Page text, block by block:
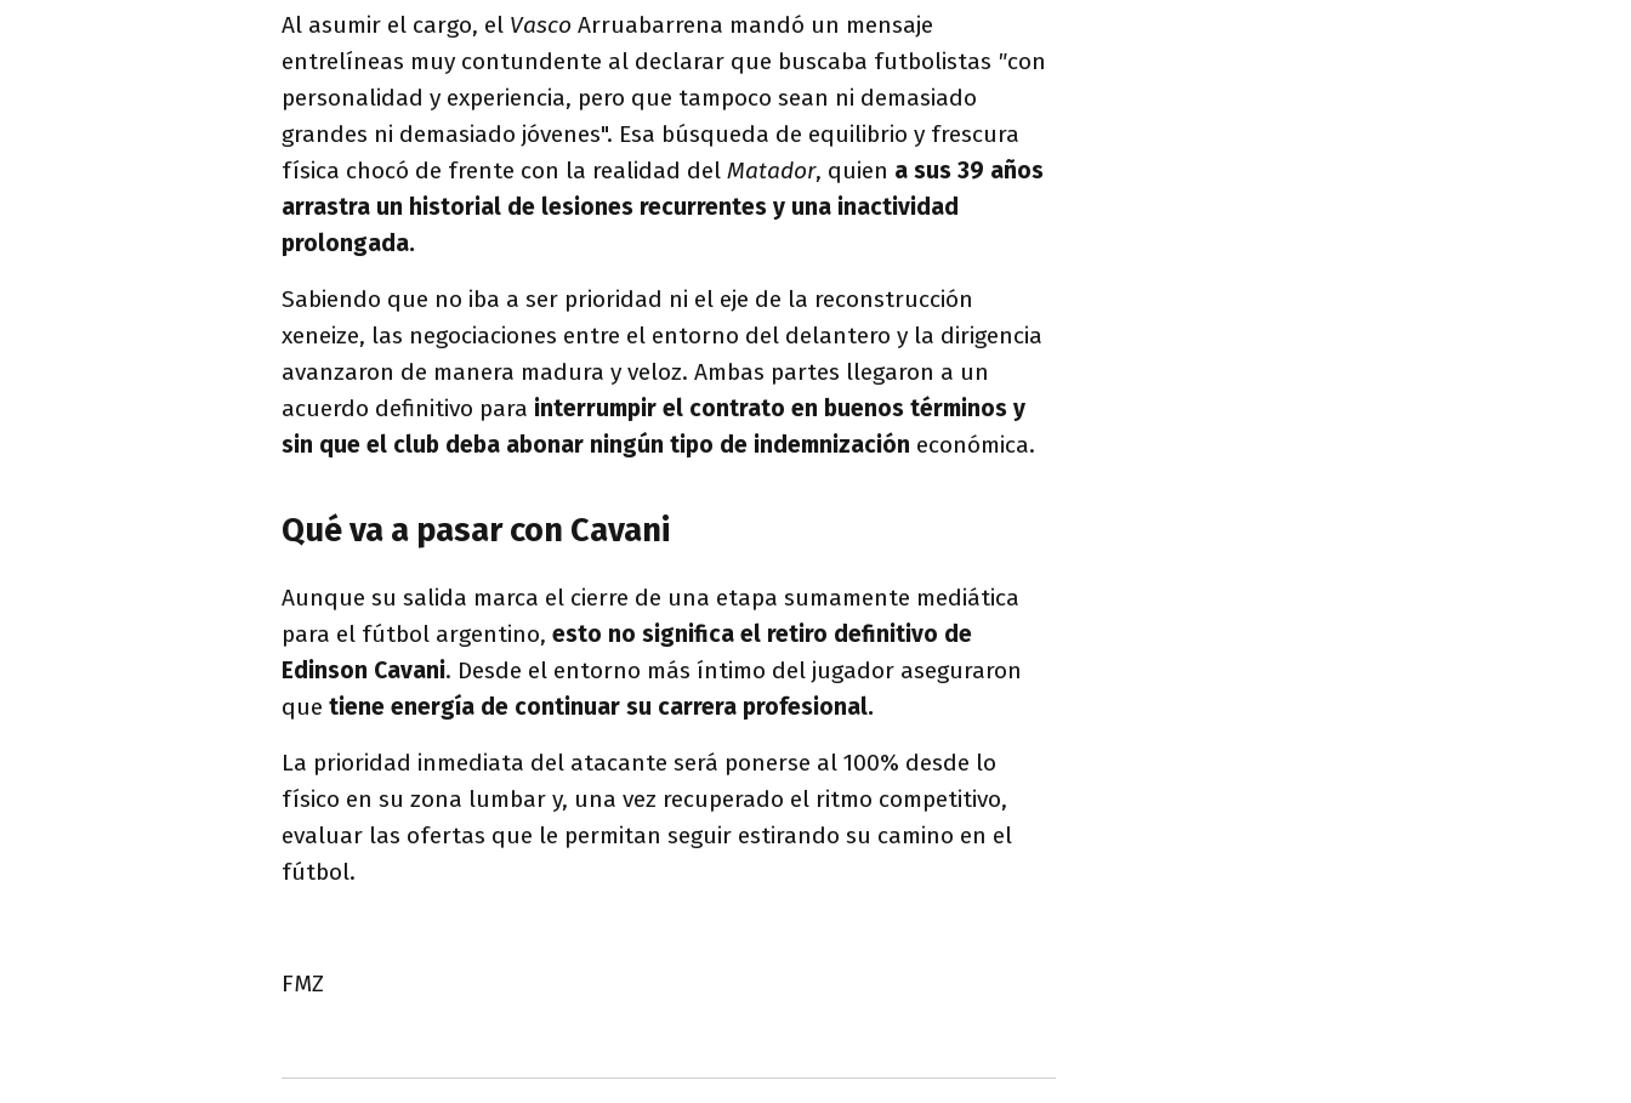
Al asumir el cargo, el Vasco Arruabarrena mandó un mensaje
entrelíneas muy contundente al declarar que buscaba futbolistas "con
personalidad y experiencia, pero que tampoco sean ni demasiado
grandes ni demasiado jóvenes". Esa búsqueda de equilibrio y frescura
física chocó de frente con la realidad del Matador, quien a sus 39 años
arrastra un historial de lesiones recurrentes y una inactividad
prolongada.
Sabiendo que no iba a ser prioridad ni el eje de la reconstrucción
xeneize, las negociaciones entre el entorno del delantero y la dirigencia
avanzaron de manera madura y veloz. Ambas partes llegaron a un
acuerdo definitivo para interrumpir el contrato en buenos términos y
sin que el club deba abonar ningún tipo de indemnización económica.
Qué va a pasar con Cavani
Aunque su salida marca el cierre de una etapa sumamente mediática
para el fútbol argentino, esto no significa el retiro definitivo de
Edinson Cavani. Desde el entorno más íntimo del jugador aseguraron
que tiene energía de continuar su carrera profesional.
La prioridad inmediata del atacante será ponerse al 100% desde lo
físico en su zona lumbar y, una vez recuperado el ritmo competitivo,
evaluar las ofertas que le permitan seguir estirando su camino en el
fútbol.
FMZ